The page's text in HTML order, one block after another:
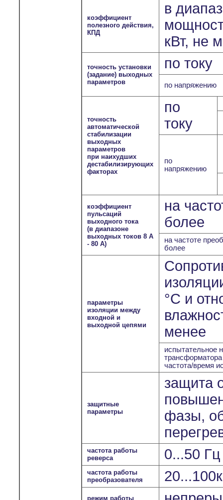
коэффициент
полезного действия,
КПД
в
кВт, не
точность установки
(задание) выходных
параметров
по току
по напряжению
точность
автоматической
стабилизации
выходных
параметров
при наихудших
дестабилизирующих
факторах
по
току
по
напряжению
коэффициент
пульсаций
выходного тока
(в диапазоне
выходных токов 8 А
- 80 А)
на
более
на частоте
более
параметры
изоляции между
входной и
выходной цепями
°С и
менее
испытательное
частота/время
защитные
параметры
защита
фазы,
частота работы
реверса
0...50
частота работы
преобразователя
режим работы